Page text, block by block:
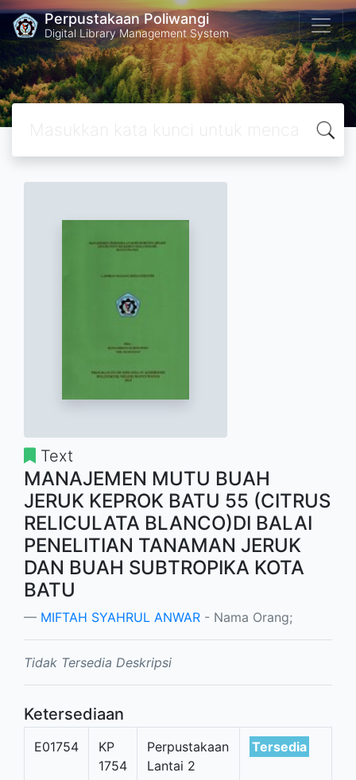
Perpustakaan Poliwangi
Digital Library Management System
Text
MANAJEMEN MUTU BUAH
JERUK KEPROK BATU 55 (CITRUS
RELICULATA BLANCO)DI BALAI
PENELITIAN TANAMAN JERUK
DAN BUAH SUBTROPIKA KOTA
BATU
MIFTAH SYAHRUL ANWAR - Nama Orang;
Tidak Tersedia Deskripsi
Ketersediaan
E01754
KP
1754
Perpustakaan
Lantai 2
Tersedia